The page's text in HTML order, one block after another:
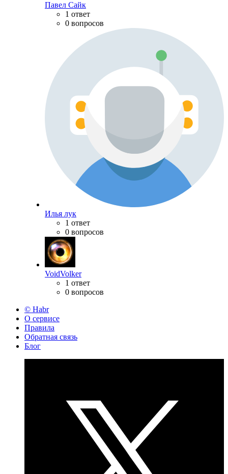
Павел Сайк
1 ответ
0 вопросов
Илья лук
1 ответ
0 вопросов
VoidVolker
1 ответ
0 вопросов
© Habr
О сервисе
Правила
Обратная связь
Блог